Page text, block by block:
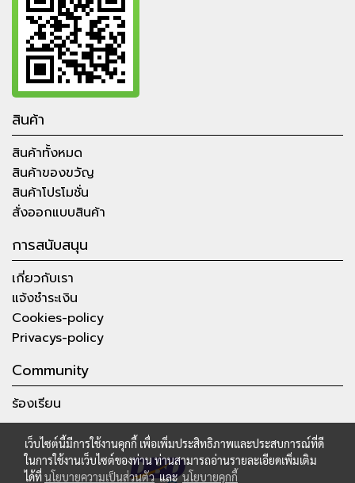
สินค้า
สินค้าทั้งหมด
สินค้าของขวัญ
สินค้าโปรโมชั่น
สั่งออกแบบสินค้า
การสนับสนุน
เกี่ยวกับเรา
แจ้งชำระเงิน
Cookies-policy
Privacys-policy
Community
ร้องเรียน
เว็บไซต์นี้มีการใช้งานคุกกี้ เพื่อเพิ่มประสิทธิภาพและประสบการณ์ที่ดี
ในการใช้งานเว็บไซต์ของท่าน ท่านสามารถอ่านรายละเอียดเพิ่มเติม
ได้ที่นโยบายความเป็นส่วนตัวและนโยบายคุกกี้